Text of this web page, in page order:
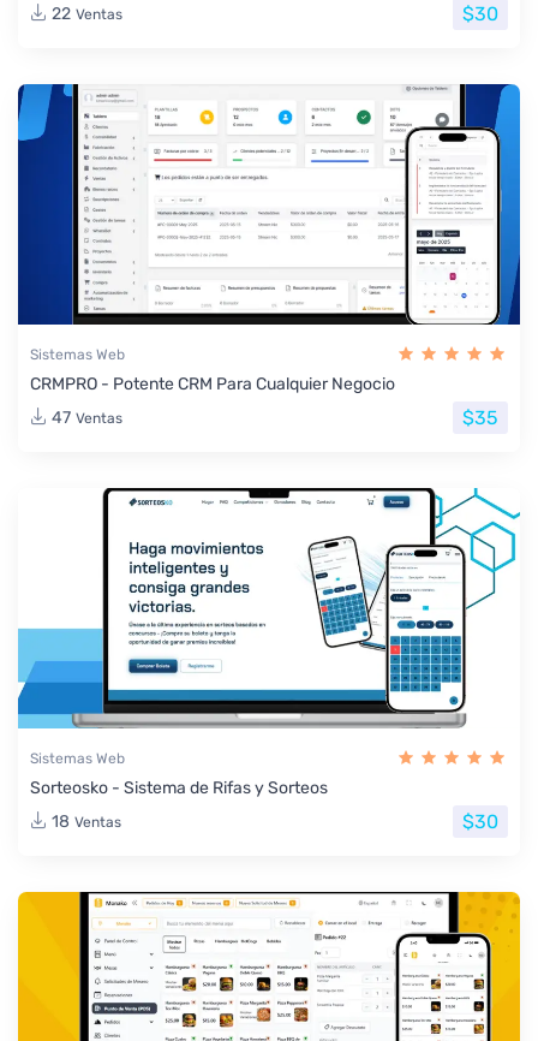
22 Ventas $30
Sistemas Web
CRMPRO - Potente CRM Para Cualquier Negocio
47 Ventas $35
Sistemas Web
Sorteosko - Sistema de Rifas y Sorteos
18 Ventas $30